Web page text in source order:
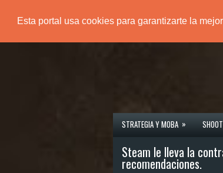
Esta portal usa cookies para garantizarte la
PÁGINA PRINCIPAL
STRATEGIA Y MOBA »
Steam le lleva la
recomendaciones.